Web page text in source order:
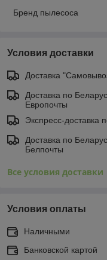
Бренд пылесоса
Условия доставки
Доставка
Доставка по
Европочты
Экспресс-доставка
Доставка по
Белпочты
Все условия доставки
Условия оплаты
Наличными
Банковской картой